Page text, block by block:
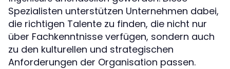
Spezialisten unterstützen Unternehmen dabei,
die richtigen Talente zu finden, die nicht nur
über Fachkenntnisse verfügen, sondern auch
zu den kulturellen und strategischen
Anforderungen der Organisation passen.